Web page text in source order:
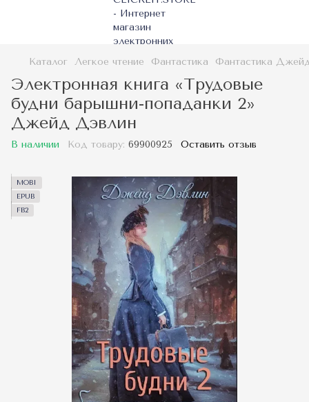
Каталог Легкое чтение Фантастика Фантастика
Электронная книга «Трудовые
будни барышни-попаданки 2»
Джейд Дэвлин
В наличии Код товару: 69900925 Оставить отзыв
MOBI
EPUB
FB2